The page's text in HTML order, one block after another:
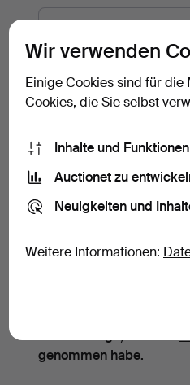
Abonnieren Sie die
Mit u.a. Auktionskatalogen,
können das Abonnement
Ich bin über 18
genommen habe.
Wir verwenden
Einige Cookies sind für
Cookies, die Sie selbst
Inhalte und
Auctionet zu
Neuigkeiten und
Weitere Informationen: